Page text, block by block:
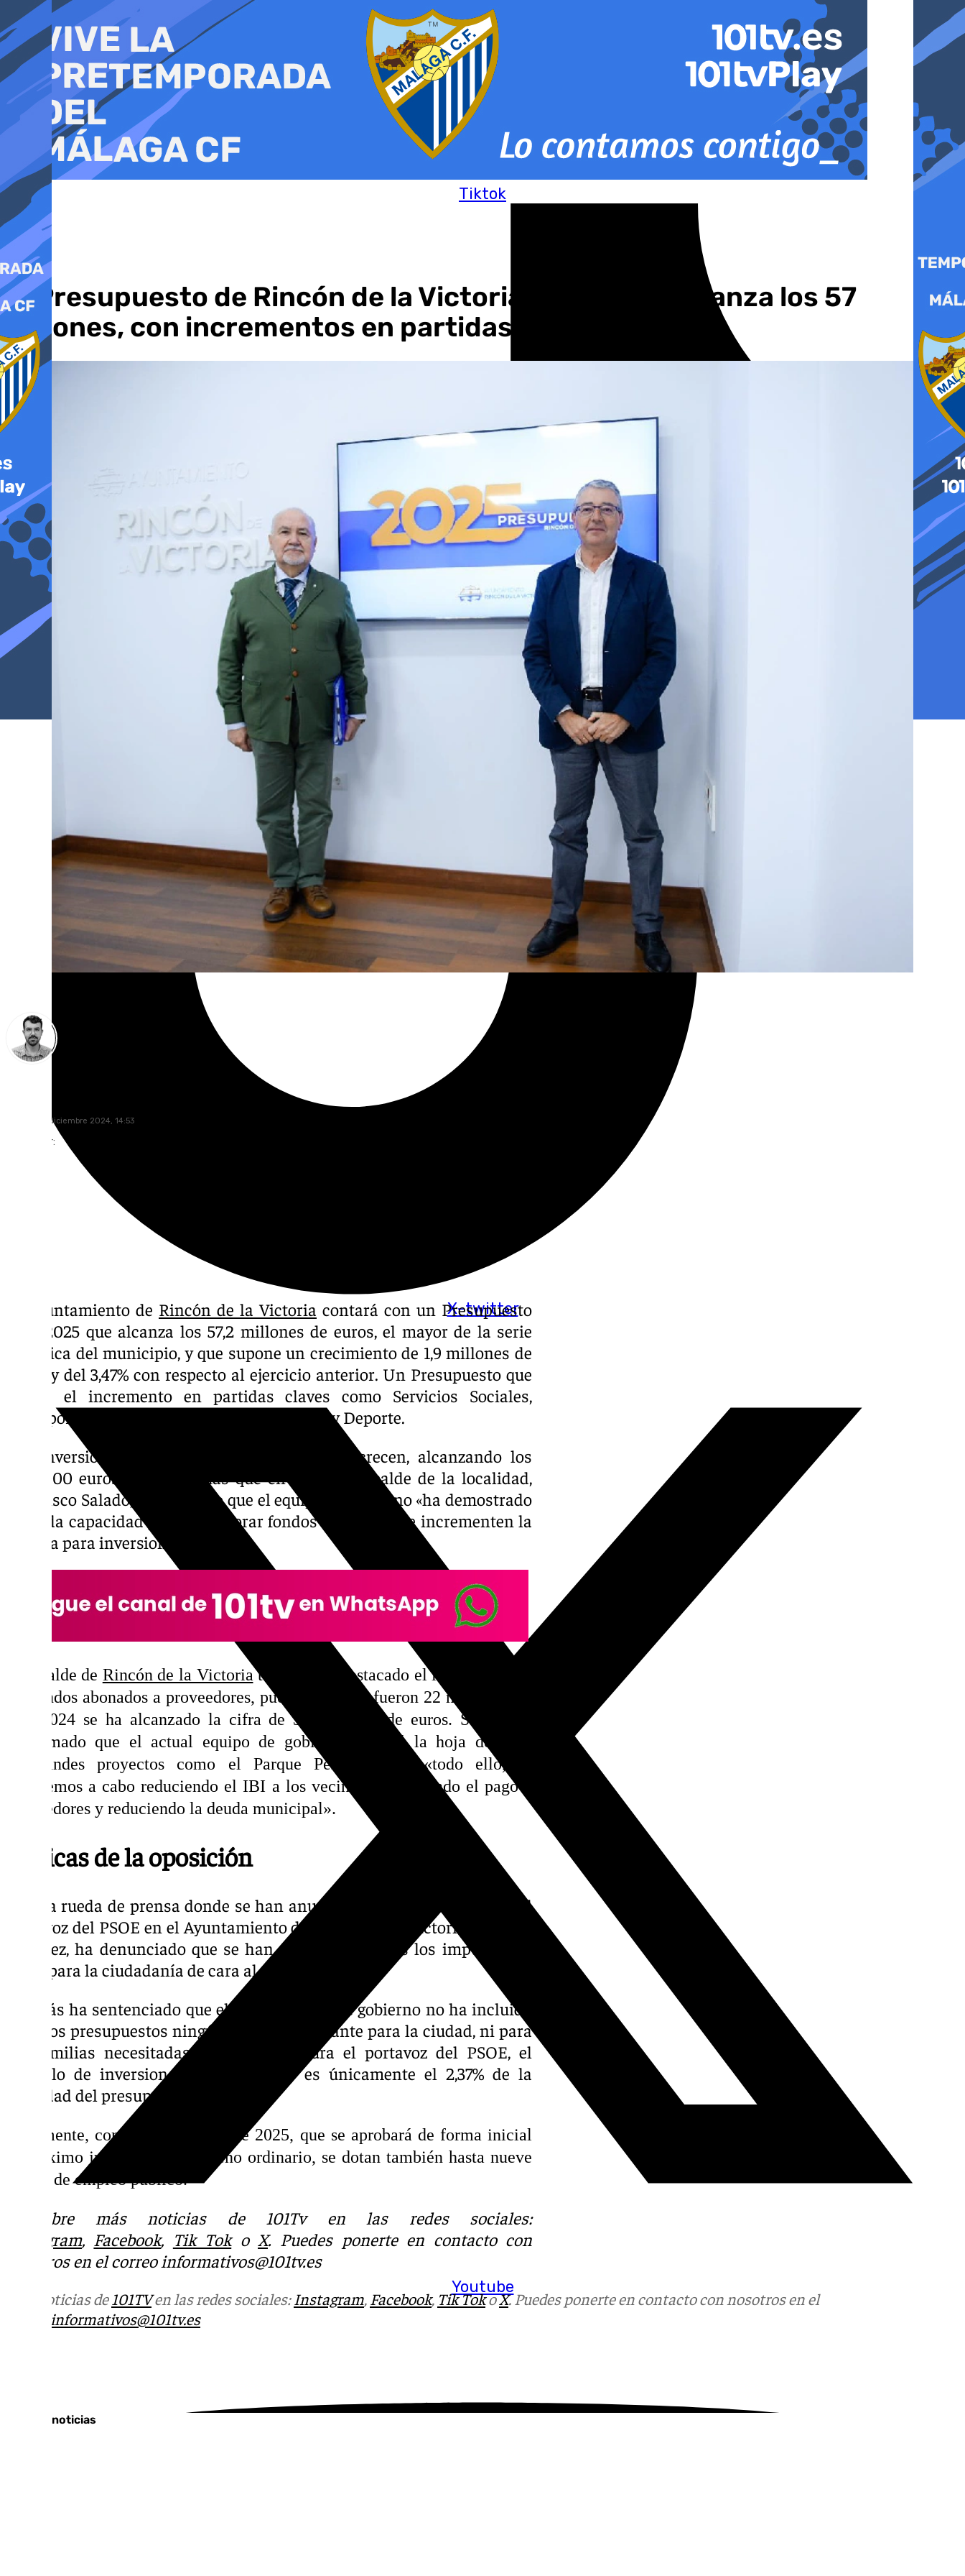
al
contenido
Tiktok
X-twitter
Youtube
El Presupuesto de Rincón de la Victoria para 2025 alcanza los 57
millones, con incrementos en partidas claves
martes, 10 diciembre 2024, 14:53
Compartir:
El Ayuntamiento de Rincón de la Victoria contará con un Presupuesto
para 2025 que alcanza los 57,2 millones de euros, el mayor de la serie
histórica del municipio, y que supone un crecimiento de 1,9 millones de
euros y del 3,47% con respecto al ejercicio anterior. Un Presupuesto que
recoge el incremento en partidas claves como Servicios Sociales,
Transporte, Seguridad, Movilidad Ciudadana y Deporte.
Las inversiones con fondos propios también crecen, alcanzando los
1.357.000 euros, un 7,76% más que en 2023. El alcalde de la localidad,
Francisco Salado, ha indicado que el equipo de gobierno «ha demostrado
sobrada capacidad para incorporar fondos externos que incrementen la
partida para inversiones».
El alcalde de Rincón de la Victoriatambién ha destacado el incremento en
los fondos abonados a proveedores, pues si en 2022 fueron 22 millones, en
este 2024 se ha alcanzado la cifra de 34 millones de euros. Salado ha
confirmado que el actual equipo de gobierno seguirá la hoja de ruta,
congrandes proyectos como el Parque Periurbano y «todo ello, lo
llevaremos a cabo reduciendo el IBI a los vecinos, aumentando el pago a
proveedores y reduciendo la deuda municipal».
Críticas de la oposición
Tras la rueda de prensa donde se han anunciado estos presupuestos, el
portavoz del PSOE en el Ayuntamiento de Rincón de la Victoria, Antonio
Sánchez, ha denunciado que se han aumentado todos los impuestos y
tasas para la ciudadanía de cara al próximo 2025.
Además ha sentenciado que el actual equipo de gobierno no ha incluido
en estos presupuestos ningún proyecto relevante para la ciudad, ni para
las familias necesitadas. De echo, asegura el portavoz del PSOE, el
capítulo de inversiones es «ridículo y es únicamente el 2,37% de la
totalidad del presupuesto».
Finalmente, con el presupuesto de 2025, que se aprobará de forma inicial
el próximo jueves 19 en el pleno ordinario, se dotan también hasta nueve
plazas de empleo público.
Descubre más noticias de 101Tv en las redes sociales:
Instagram, Facebook, Tik Toko X. Puedes ponerte en contacto con
nosotros en el correo informativos@101tv.es
Más noticias de101TVen las redes sociales:Instagram, Facebook, Tik TokoX. Puedes ponerte en contacto con nosotros en el
informativos@101tv.es
Últimas noticias